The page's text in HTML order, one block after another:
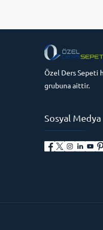
Özel Ders Sepeti
grubuna aittir.
Sosyal Medya